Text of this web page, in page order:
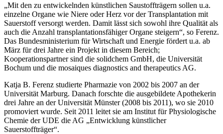
„Mit den zu entwickelnden künstlichen Saustoffträgern sollen u.a.
einzelne Organe wie Niere oder Herz vor der Transplantation mit
Sauerstoff versorgt werden. Damit lässt sich sowohl ihre Qualität als
auch die Anzahl transplantationsfähiger Organe steigern“, so Ferenz.
Das Bundesministerium für Wirtschaft und Energie fördert u.a. ab
März für drei Jahre ein Projekt in diesem Bereich;
Kooperationspartner sind die solidchem GmbH, die Universität
Bochum und die mosaiques diagnostics and therapeutics AG.
Katja B. Ferenz studierte Pharmazie von 2002 bis 2007 an der
Universität Marburg. Danach forschte die ausgebildete Apothekerin
drei Jahre an der Universität Münster (2008 bis 2011), wo sie 2010
promoviert wurde. Seit 2011 leitet sie am Institut für Physiologische
Chemie der UDE die AG „Entwicklung künstlicher
Sauerstoffträger“.